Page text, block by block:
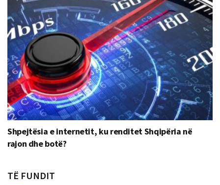
Shpejtësia e internetit, ku renditet Shqipëria në
rajon dhe botë?
TË FUNDIT